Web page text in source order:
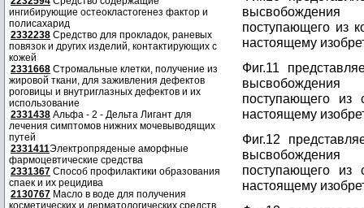
ингибирующие остеокластогенез фактор и
полисахарид
2332238 Средство для прокладок, раневых
повязок и других изделий, контактирующих с
кожей
2331668 Стромальные клетки, получение из
жировой ткани, для заживления дефектов
роговицы и внутриглазных дефектов и их
использование
2331438 Альфа - 2 - Дельта Лигант для
лечения симптомов нижних мочевыводящих
путей
2331411Электропряденые аморфные
фармоцевтические средства
2331367 Способ профилактики образования
спаек и их рецидива
2130767 Масло в воде для получения
косметических и дерматологических средств,
высвобождения
поступающего из
настоящему
Фиг.11
высвобождения
поступающего из
настоящему
Фиг.12
высвобождения
поступающего из
настоящему